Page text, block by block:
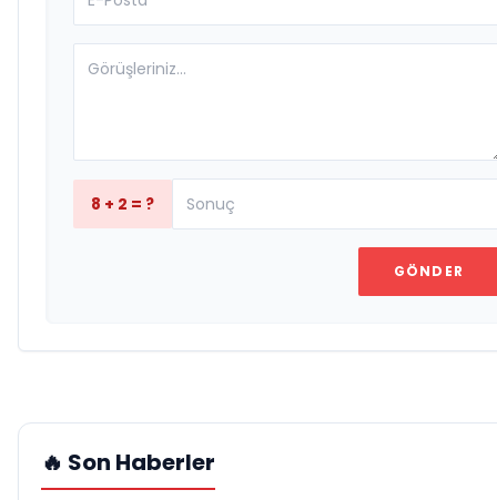
8 + 2 = ?
GÖNDER
🔥 Son Haberler